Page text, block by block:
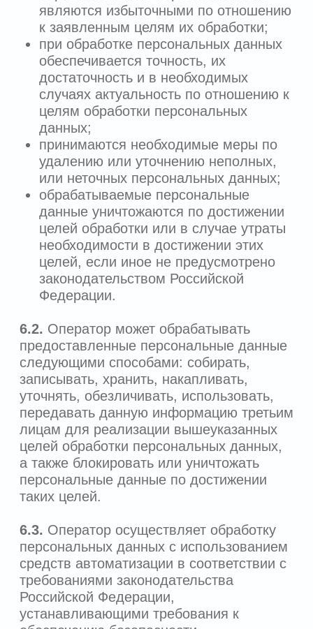
Согласие Пользователя на обработку
его персональных данных действует в
течение 3 (трёх) лет с момента
регистрации на Сайте. Пользователь
может также в любой момент отозвать
свое согласие на обработку
персональных данных, как это указано в
п.5.2 настоящей Политики.
8. ПРАВА ПОЛЬЗОВАТЕЛЯ
8.1. Пользователь имеет право на
получение информации, касающейся
обработки его персональных данных, в
том числе содержащей:
подтверждение факта обработки
персональных данных Оператором;
правовые основания и цели обработки
персональных данных;
цели и применяемые Оператором
способы обработки персональных
данных;
наименование и местонахождение
Оператора, сведения о лицах,
персональным данным или которым
могут быть раскрыты персональные
данные на основании договора с
Оператором или на основании
федерального закона;
обрабатываемые персональные
данные, относящиеся к
соответствующему Пользователю,
источник их получения, если иной
порядок представления таких данных
не предусмотрен федеральным
законом;
сроки обработки персональных
данных, в том числе сроки их
хранения;
предусмотренных Федеральным
законом «О персональных данных»;
иные сведения, предусмотренные
Федеральным законом «О
персональных данных» или другими
федеральными законами.
Для получения данной информации